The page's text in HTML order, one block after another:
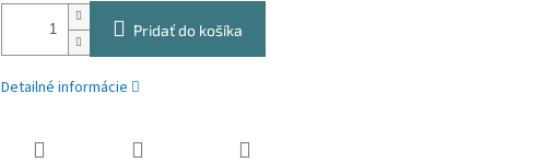
Pridať do košíka
Detailné informácie